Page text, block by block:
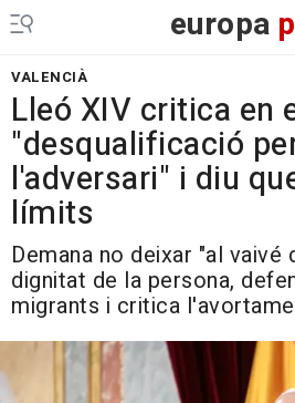
europa
VALENCIÀ
Lleó XIV critica en
"desqualificació
l'adversari" i diu
límits
Demana no deixar "al
dignitat de la persona,
migrants i critica